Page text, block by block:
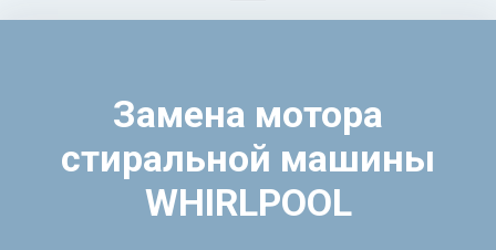
Замена мотора
стиральной машины
WHIRLPOOL